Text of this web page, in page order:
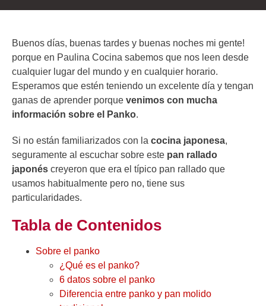
Buenos días, buenas tardes y buenas noches mi gente!
porque en Paulina Cocina sabemos que nos leen desde
cualquier lugar del mundo y en cualquier horario.
Esperamos que estén teniendo un excelente día y tengan
ganas de aprender porque venimos con mucha
información sobre el Panko.
Si no están familiarizados con la cocina japonesa,
seguramente al escuchar sobre este pan rallado
japonés creyeron que era el típico pan rallado que
usamos habitualmente pero no, tiene sus
particularidades.
Tabla de Contenidos
Sobre el panko
¿Qué es el panko?
6 datos sobre el panko
Diferencia entre panko y pan molido